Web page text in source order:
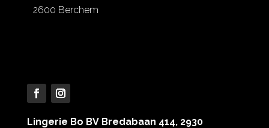
2600 Berchem
Lingerie Bo BV Bredabaan 414, 2930